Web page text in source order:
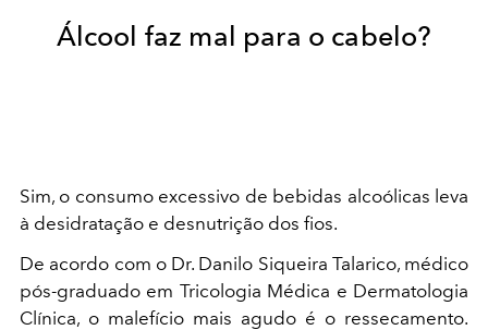
Álcool faz mal para o cabelo?
Sim, o consumo excessivo de bebidas alcoólicas leva
à desidratação e desnutrição dos fios.
De acordo com o Dr. Danilo Siqueira Talarico, médico
pós-graduado em Tricologia Médica e Dermatologia
Clínica, o malefício mais agudo é o ressecamento.